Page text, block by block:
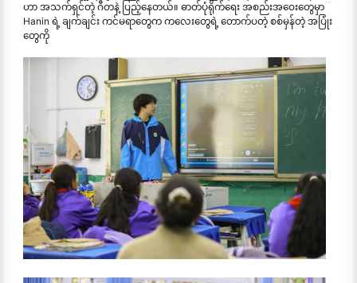
ဟာ အသက်ရှင်တဲ့ ဂီတနဲ့ ပြည့်နေတယ်။ ဓာတ်ပုံရိုက်ရေး အစည်းအဝေးတွေမှာ
Hanin ရဲ့ ချက်ချင်း ကင်မရာတွေက ကလေးတွေရဲ့ တောက်ပတဲ့ စစ်မှန်တဲ့ အပြုံး
တွေကို